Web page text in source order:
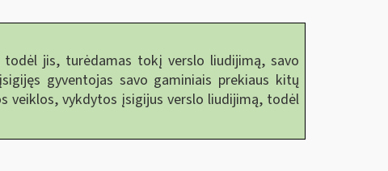
jis, turėdamas tokį verslo liudijimą, savo
gyventojas savo gaminiais prekiaus kitų
veiklos, vykdytos įsigijus verslo liudijimą, todėl